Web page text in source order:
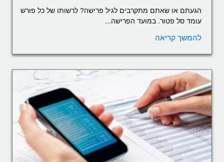
הגעתם או שאתם מתקרבים לגיל פרישה? לרשותו של כל פורש
עומד סל פטור. במועד הפרישה...
להמשך קריאה